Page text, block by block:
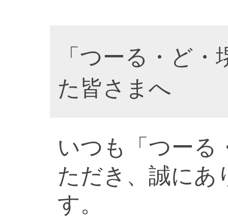
「つーる・ど
た皆さまへ
いつも「つーる
ただき、誠にあ
す。